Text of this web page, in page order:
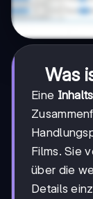
Was
Eine
Films. Sie
über die
Details